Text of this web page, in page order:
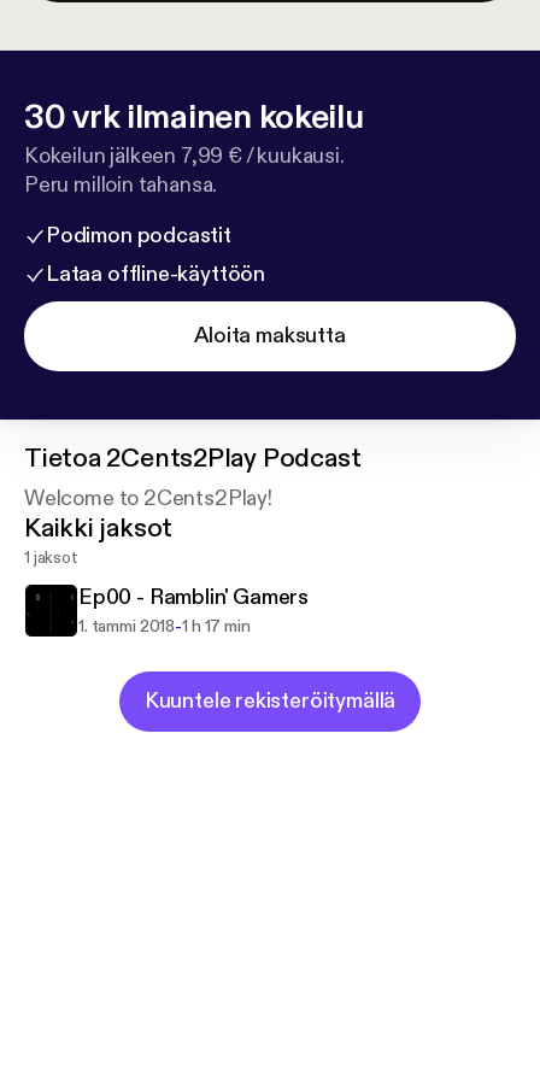
30 vrk ilmainen kokeilu
Kokeilun jälkeen 7,99 € / kuukausi.
Peru milloin tahansa.
Podimon podcastit
Lataa offline-käyttöön
Aloita maksutta
Tietoa 2Cents2Play Podcast
Welcome to 2Cents2Play!
Kaikki jaksot
1 jaksot
Ep00 - Ramblin' Gamers
1. tammi 2018-1 h 17 min
Kuuntele rekisteröitymällä